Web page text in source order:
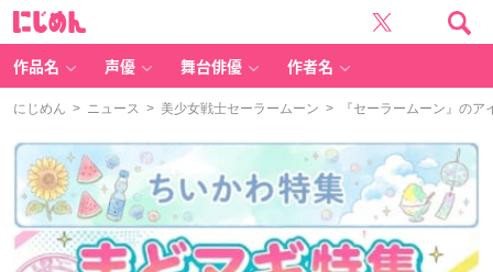
作品名 声優 舞台俳優 作者名
にじめん > ニュース > 美少女戦士セーラームーン > 『セーラームーン』のア